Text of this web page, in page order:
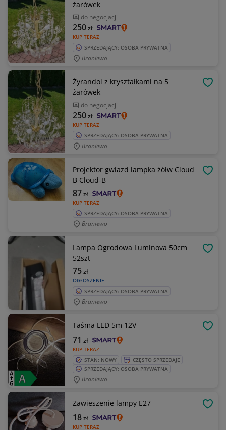
żarówek
do negocjacji
KUP TERAZ
250zł
SPRZEDAJĄCY: OSOBA PRYWATNA
Braniewo
Żyrandol z kryształkami na 5
żarówek
do negocjacji
KUP TERAZ
250zł
SPRZEDAJĄCY: OSOBA PRYWATNA
Braniewo
Projektor gwiazd lampka żółw Cloud
B Cloud-B
KUP TERAZ
87zł
SPRZEDAJĄCY: OSOBA PRYWATNA
Braniewo
Lampa Ogrodowa Luminova 50cm
52szt
OGŁOSZENIE
75zł
SPRZEDAJĄCY: OSOBA PRYWATNA
Braniewo
Taśma LED 5m 12V
KUP TERAZ
71 zł
STAN: NOWY
CZĘSTO SPRZEDAJE
SPRZEDAJĄCY: OSOBA PRYWATNA
Braniewo
Zawieszenie lampy E27
KUP TERAZ
18zł